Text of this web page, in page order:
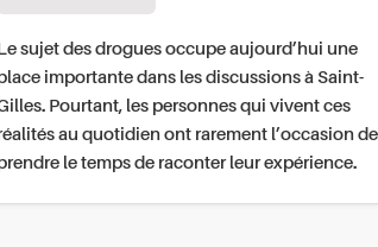
Le sujet des drogues occupe aujourd’hui une
importante dans les discussions à Saint-
Pourtant, les personnes qui vivent ces
au quotidien ont rarement l’occasion de
le temps de raconter leur expérience.